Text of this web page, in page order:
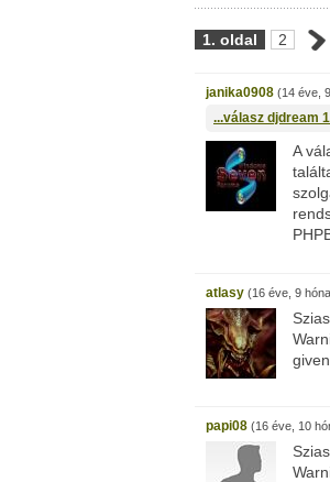
1. oldal 2
janika0908 (14 éve,
...válasz djdream
A
atlasy (16 éve, 9
papi08 (16 éve, 10